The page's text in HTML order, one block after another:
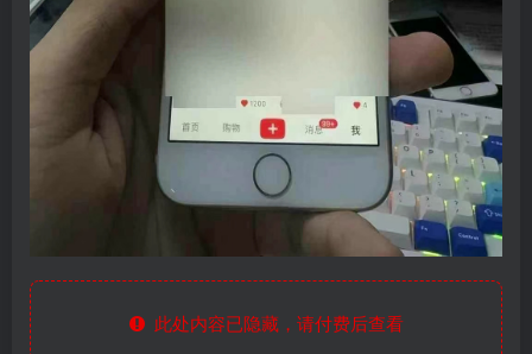
此处内容已隐藏，请付费后查看